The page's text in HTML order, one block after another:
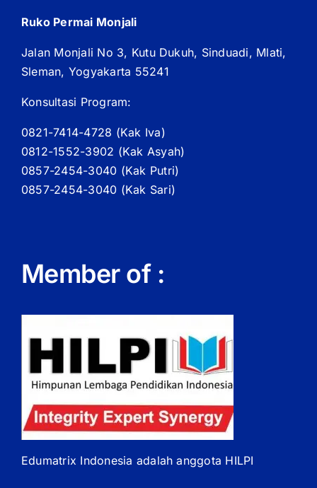
Ruko Permai Monjali
Jalan Monjali No 3, Kutu Dukuh, Sinduadi, Mlati,
Sleman, Yogyakarta 55241
Konsultasi Program:
0821-7414-4728 (Kak Iva)
0812-1552-3902 (Kak Asyah)
0857-2454-3040 (Kak Putri)
0857-2454-3040 (Kak Sari)
Member of :
Edumatrix Indonesia adalah anggota HILPI